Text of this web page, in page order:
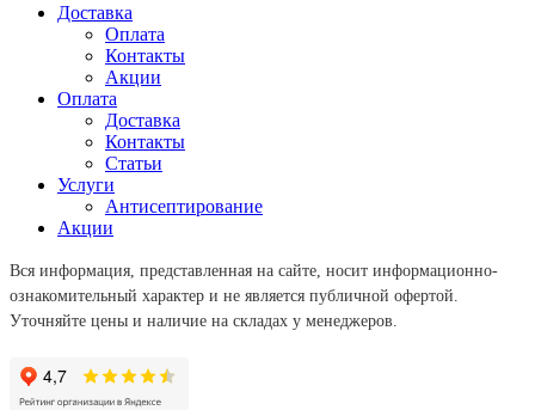
Доставка
Оплата
Контакты
Акции
Оплата
Доставка
Контакты
Статьи
Услуги
Антисептирование
Акции
Вся информация, представленная на сайте, носит информационно-
ознакомительный характер и не является публичной офертой.
Уточняйте цены и наличие на складах у менеджеров.